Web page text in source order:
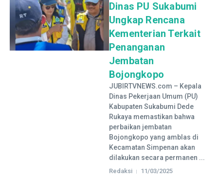
Dinas PU Sukabumi
Ungkap Rencana
Kementerian Terkait
Penanganan
Jembatan
Bojongkopo
JUBIRTVNEWS.com – Kepala
Dinas Pekerjaan Umum (PU)
Kabupaten Sukabumi Dede
Rukaya memastikan bahwa
perbaikan jembatan
Bojongkopo yang amblas di
Kecamatan Simpenan akan
dilakukan secara permanen ...
Redaksi 11/03/2025